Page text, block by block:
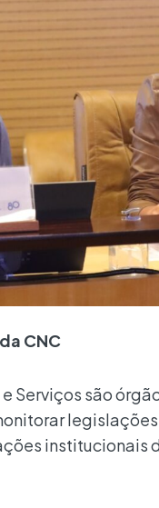
CNC
Serviços são
institucionais